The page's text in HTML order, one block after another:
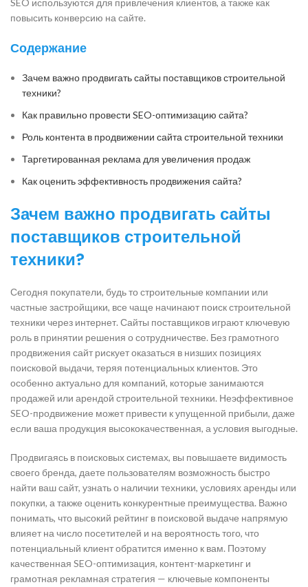
SEO используются для привлечения клиентов, а также как
повысить конверсию на сайте.
Содержание
Зачем важно продвигать сайты поставщиков строительной
техники?
Как правильно провести SEO-оптимизацию сайта?
Роль контента в продвижении сайта строительной техники
Таргетированная реклама для увеличения продаж
Как оценить эффективность продвижения сайта?
Зачем важно продвигать сайты
поставщиков строительной
техники?
Сегодня покупатели, будь то строительные компании или
частные застройщики, все чаще начинают поиск строительной
техники через интернет. Сайты поставщиков играют ключевую
роль в принятии решения о сотрудничестве. Без грамотного
продвижения сайт рискует оказаться в низших позициях
поисковой выдачи, теряя потенциальных клиентов. Это
особенно актуально для компаний, которые занимаются
продажей или арендой строительной техники. Неэффективное
SEO-продвижение может привести к упущенной прибыли, даже
если ваша продукция высококачественная, а условия выгодные.
Продвигаясь в поисковых системах, вы повышаете видимость
своего бренда, даете пользователям возможность быстро
найти ваш сайт, узнать о наличии техники, условиях аренды или
покупки, а также оценить конкурентные преимущества. Важно
понимать, что высокий рейтинг в поисковой выдаче напрямую
влияет на число посетителей и на вероятность того, что
потенциальный клиент обратится именно к вам. Поэтому
качественная SEO-оптимизация, контент-маркетинг и
грамотная рекламная стратегия — ключевые компоненты